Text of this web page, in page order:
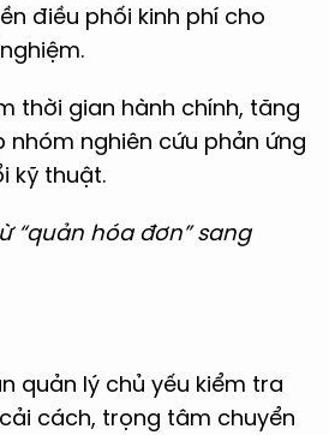
điều phối kinh phí cho
thời gian hành chính, tăng
nhóm nghiên cứu phản ứng
kỹ thuật.
“quản hóa đơn” sang
quản lý chủ yếu kiểm tra
cách, trọng tâm chuyển